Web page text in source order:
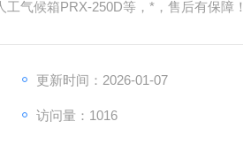
气候箱PRX-250D等，*，售后有保障！
更新时间：2026-01-07
访问量：1016